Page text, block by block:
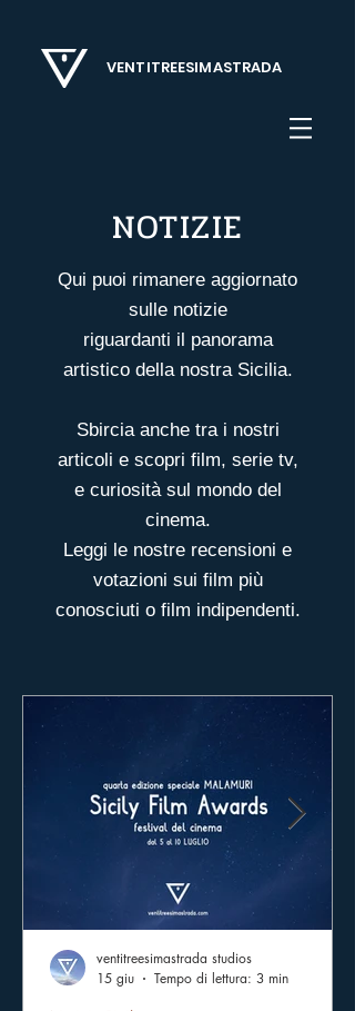
VENTITREESIMASTRADA
NOTIZIE
Qui puoi rimanere aggiornato
sulle notizie
riguardanti il panorama
artistico della nostra Sicilia.
Sbircia anche tra i nostri
articoli e scopri film, serie tv,
e curiosità sul mondo del
cinema.
Leggi le nostre recensioni e
votazioni sui film più
conosciuti o film indipendenti.
ventitreesimastrada studios
15 giu
Tempo di lettura: 3 min